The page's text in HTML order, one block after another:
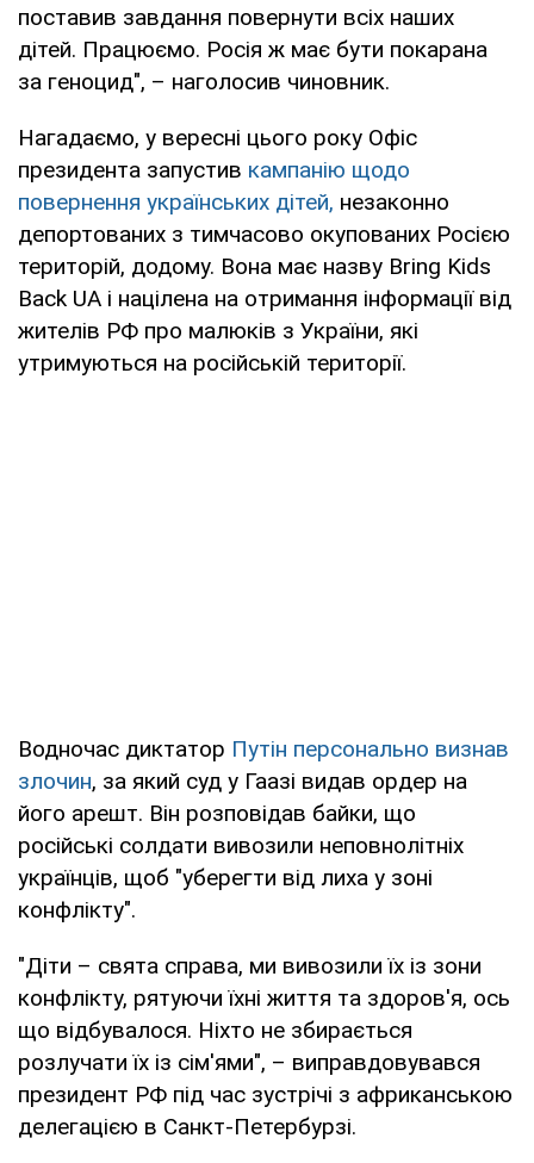
поставив завдання повернути всіх наших
дітей. Працюємо. Росія ж має бути покарана
за геноцид", – наголосив чиновник.
Нагадаємо, у вересні цього року Офіс
президента запустив кампанію щодо
повернення українських дітей, незаконно
депортованих з тимчасово окупованих Росією
територій, додому. Вона має назву Bring Kids
Back UA і націлена на отримання інформації від
жителів РФ про малюків з України, які
утримуються на російській території.
Водночас диктатор Путін персонально визнав
злочин, за який суд у Гаазі видав ордер на
його арешт. Він розповідав байки, що
російські солдати вивозили неповнолітніх
українців, щоб "уберегти від лиха у зоні
конфлікту".
"Діти – свята справа, ми вивозили їх із зони
конфлікту, рятуючи їхні життя та здоров'я, ось
що відбувалося. Ніхто не збирається
розлучати їх із сім'ями", – виправдовувався
президент РФ під час зустрічі з африканською
делегацією в Санкт-Петербурзі.